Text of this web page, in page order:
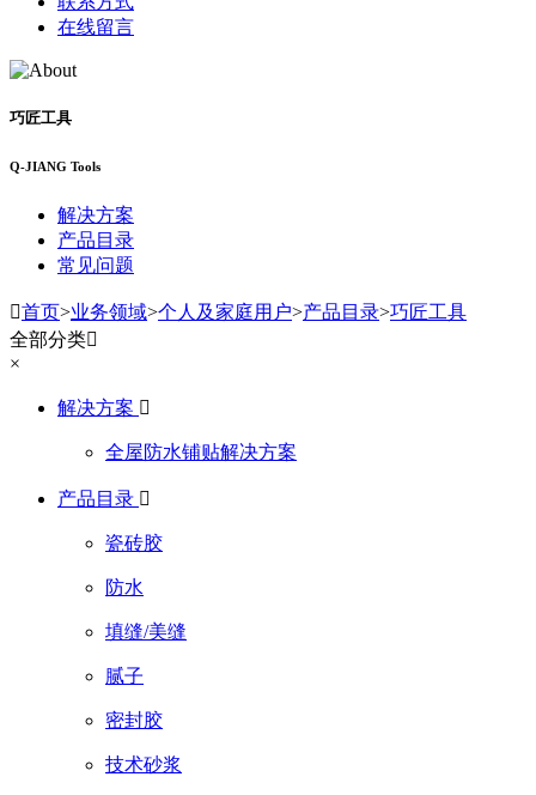
在线留言
巧匠工具
Q-JIANG Tools
解决方案
产品目录
常见问题
首页>业务领域>个人及家庭用户>产品目录>巧匠工具
全部分类
×
解决方案 
全屋防水铺贴解决方案
产品目录 
瓷砖胶
防水
填缝/美缝
腻子
密封胶
技术砂浆